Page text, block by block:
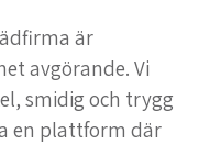
är
avgörande. Vi
smidig och trygg
en plattform där